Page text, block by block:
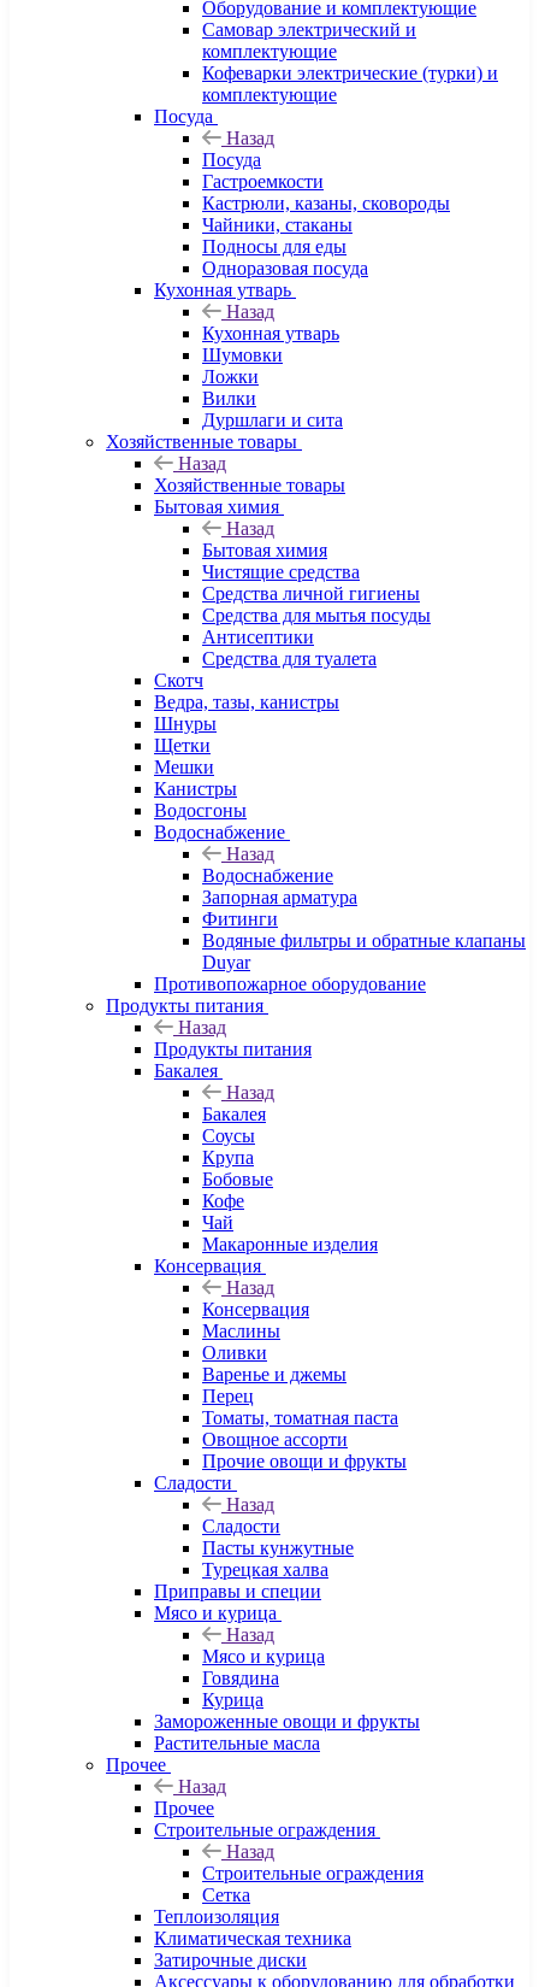
Оборудование и комплектующие
Самовар электрический и
комплектующие
Кофеварки электрические (турки) и
комплектующие
Посуда
Назад
Посуда
Гастроемкости
Кастрюли, казаны, сковороды
Чайники, стаканы
Подносы для еды
Одноразовая посуда
Кухонная утварь
Назад
Кухонная утварь
Шумовки
Ложки
Вилки
Дуршлаги и сита
Хозяйственные товары
Назад
Хозяйственные товары
Бытовая химия
Назад
Бытовая химия
Чистящие средства
Средства личной гигиены
Средства для мытья посуды
Антисептики
Средства для туалета
Скотч
Ведра, тазы, канистры
Шнуры
Щетки
Мешки
Канистры
Водосгоны
Водоснабжение
Назад
Водоснабжение
Запорная арматура
Фитинги
Водяные фильтры и обратные клапаны
Duyar
Противопожарное оборудование
Продукты питания
Назад
Продукты питания
Бакалея
Назад
Бакалея
Соусы
Крупа
Бобовые
Кофе
Чай
Макаронные изделия
Консервация
Назад
Консервация
Маслины
Оливки
Варенье и джемы
Перец
Томаты, томатная паста
Овощное ассорти
Прочие овощи и фрукты
Сладости
Назад
Сладости
Пасты кунжутные
Турецкая халва
Приправы и специи
Мясо и курица
Назад
Мясо и курица
Говядина
Курица
Замороженные овощи и фрукты
Растительные масла
Прочее
Назад
Прочее
Строительные ограждения
Назад
Строительные ограждения
Сетка
Теплоизоляция
Климатическая техника
Затирочные диски
Аксессуары к оборудованию для обработки